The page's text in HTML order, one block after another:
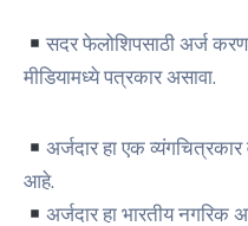
सदर फेलोशिपसाठी अर्ज
मीडियामध्ये पत्रकार असावा.
अर्जदार हा एक
आहे.
अर्जदार हा भारतीय नगरिक